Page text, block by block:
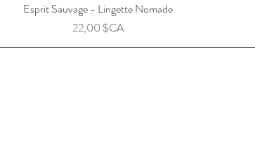
Esprit Sauvage - Lingette Nomade
Prix
22,00 $CA